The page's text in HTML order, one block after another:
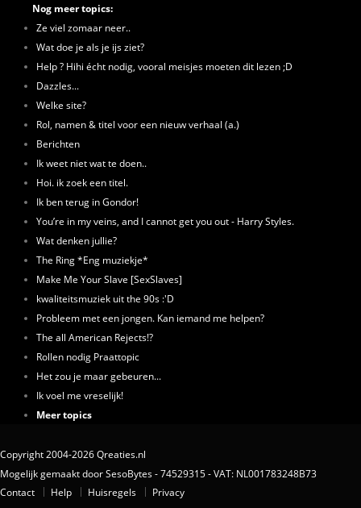
Nog meer topics:
Ze viel zomaar neer..
Wat doe je als je ijs ziet?
Help ? Hihi écht nodig, vooral meisjes moeten dit lezen ;D
Dazzles...
Welke site?
Rol, namen & titel voor een nieuw verhaal (a.)
Berichten
Ik weet niet wat te doen..
Hoi. ik zoek een titel.
Ik ben terug in Gondor!
You’re in my veins, and I cannot get you out - Harry Styles.
Wat denken jullie?
The Ring *Eng muziekje*
Make Me Your Slave [SexSlaves]
kwaliteitsmuziek uit the 90s :'D
Probleem met een jongen. Kan iemand me helpen?
The all American Rejects!?
Rollen nodig Praattopic
Het zou je maar gebeuren...
Ik voel me vreselijk!
Meer topics
Copyright 2004-2026 Qreaties.nl
Mogelijk gemaakt door SesoBytes - 74529315 - VAT: NL001783248B73
Contact
Help Huisregels Privacy